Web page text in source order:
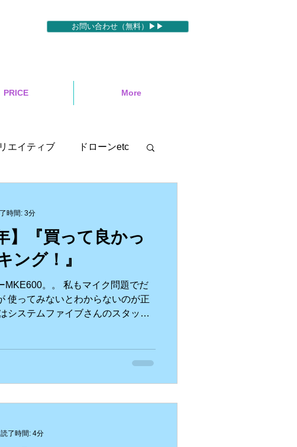
お問い合わせ（無料）▶▶
PRICE More
エイティブ ドローンetc
Pro X motion５
食Blog
】『買って良かっ
ング！』
MKE600。。 私もマイク問題でだ
使ってみないとわからないのが正
システムファイブさんのスタッフ
時間: 3分
読了時間: 4分